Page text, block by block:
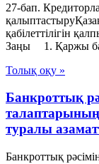
27-бап.
қабілеттілігін
Заңы 1. Қаржы
Толық оқу »
Банкроттық
талаптарының
туралы
Банкроттық